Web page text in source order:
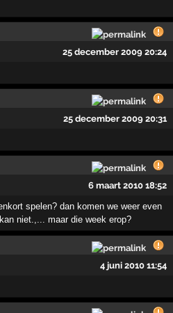
25 december 2009 20:24
25 december 2009 20:31
6 maart 2010 18:52
spelen? dan komen we weer even
niet.,... maar die week erop?
4 juni 2010 11:54